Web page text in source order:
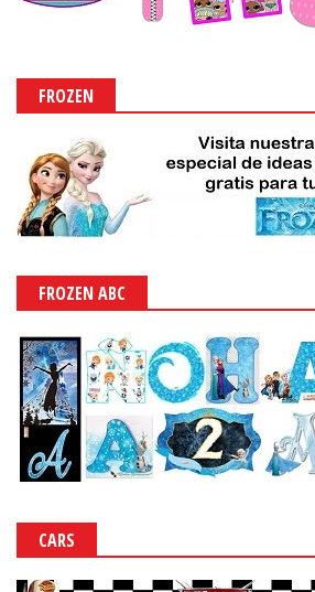
FROZEN
FROZEN ABC
CARS